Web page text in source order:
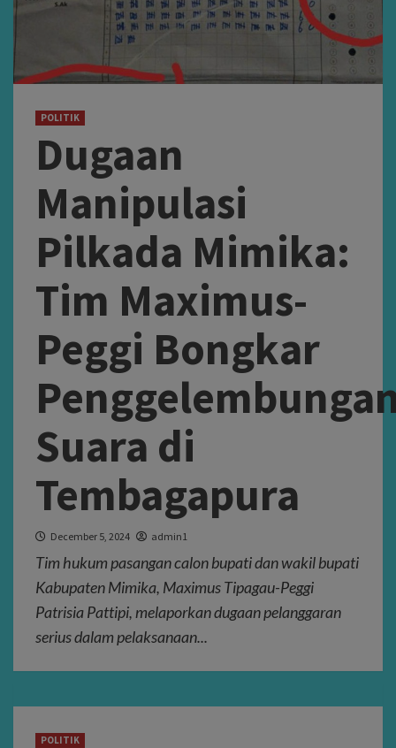
POLITIK
Dugaan
Manipulasi
Pilkada Mimika:
Tim Maximus-
Peggi Bongkar
Suara di
Tembagapura
December 5, 2024 admin1
Tim hukum pasangan calon bupati dan wakil bupati
Kabupaten Mimika, Maximus Tipagau-Peggi
Patrisia Pattipi, melaporkan dugaan pelanggaran
serius dalam pelaksanaan...
POLITIK